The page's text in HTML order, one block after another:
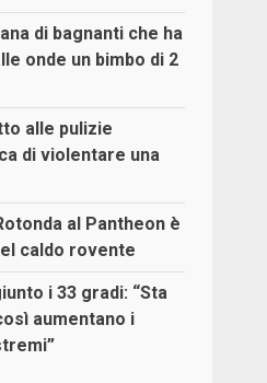
di bagnanti che ha
onde un bimbo di 2
alle pulizie
di violentare una
al Pantheon è
caldo rovente
i 33 gradi: “Sta
aumentano i